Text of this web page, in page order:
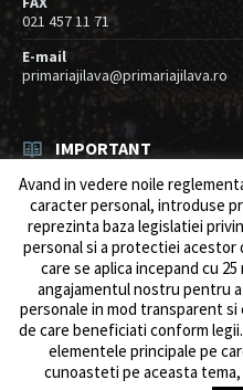
021 457 11 71
E-mail
primariajilava@primariajilava.ro
IMPORTANT
Rezultat concurs expert –
06/08/2026 inResurse umane / Achizitii
Anunt concurs
05/08/2026 Resurse umane / Achizitii
© 2026 Primăria
Avand in vedere noile
caracter personal, introduse
reprezinta baza legislatiei
personal si a protectiei
care se aplica incepand cu
angajamentul nostru pentru
personale in mod transparent
de care beneficiati conform
elementele principale pe
cunoasteti pe aceasta